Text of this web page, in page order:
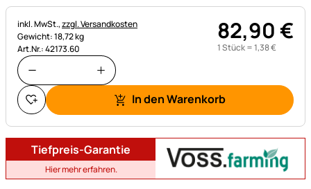
Steuerhinweis:
inkl. MwSt.,zzgl. Versandkosten
Gewicht: 18,72 kg
Art.Nr.: 42173.60
82,90€
1 Stück =1,38€
In den Warenkorb
Tiefpreis-Garantie
Hier mehr erfahren.